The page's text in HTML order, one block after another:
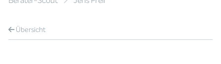
Übersicht